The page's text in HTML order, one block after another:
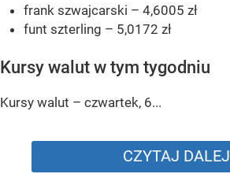
frank szwajcarski – 4,6005 zł
funt szterling – 5,0172 zł
Kursy walut w tym tygodniu
Kursy walut – czwartek, 6...
CZYTAJ DALEJ